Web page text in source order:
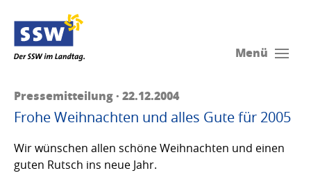
Menü
Pressemitteilung · 22.12.2004
Frohe Weihnachten und alles Gute für 2005
Wir wünschen allen schöne Weihnachten und einen
guten Rutsch ins neue Jahr.